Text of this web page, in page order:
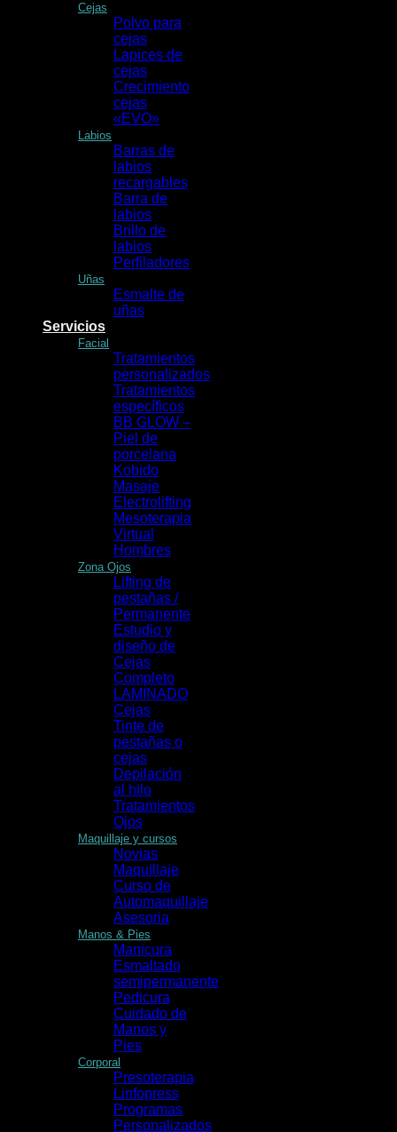
Cejas
Polvo para
cejas
Lapices de
cejas
Crecimiento
cejas
«EVO»
Labios
Barras de
labios
recargables
Barra de
labios
Brillo de
labios
Perfiladores
Uñas
Esmalte de
uñas
Servicios
Facial
Tratamientos
personalizados
Tratamientos
específicos
BB GLOW –
Piel de
porcelana
Kobido
Masaje
Electrolifting
Mesoterapia
Virtual
Hombres
Zona Ojos
Lifting de
pestañas /
Permanente
Estudio y
diseño de
Cejas
Completo
LAMINADO
Cejas
Tinte de
pestañas o
cejas
Depilación
al hilo
Tratamientos
Ojos
Maquillaje y cursos
Novias
Maquillaje
Curso de
Automaquillaje
Asesoria
Manos & Pies
Manicura
Esmaltado
semipermanente
Pedicura
Cuidado de
Manos y
Pies
Corporal
Presoterapia
Linfopress
Programas
Personalizados